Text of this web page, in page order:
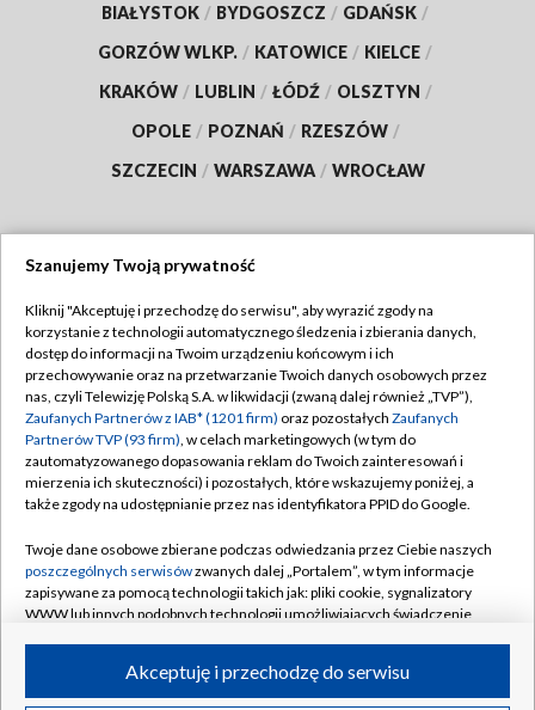
BIAŁYSTOK / BYDGOSZCZ / GDAŃSK /
GORZÓW WLKP. / KATOWICE / KIELCE /
KRAKÓW / LUBLIN / ŁÓDŹ / OLSZTYN /
OPOLE / POZNAŃ / RZESZÓW /
SZCZECIN / WARSZAWA / WROCŁAW
TVP
Abonament TVP
Emisja w TVP
Centrum informacji TVP
Naziemna Telewizja Cyfrowa
Rada Programowa
System NOS
Informacje o nadawcy
Program dla prasy
Regulamin TVP
Polityka prywatności
Moje zgody
Pomoc
Kontakt
Kanały
Szanujemy Twoją prywatność
Kliknij "Akceptuję i przechodzę do serwisu", aby wyrazić zgody na
korzystanie z technologii automatycznego śledzenia i zbierania danych,
dostęp do informacji na Twoim urządzeniu końcowym i ich
przechowywanie oraz na przetwarzanie Twoich danych osobowych przez
nas, czyli Telewizję Polską S.A. w likwidacji (zwaną dalej również „TVP”),
Zaufanych Partnerów z IAB* (1201 firm) oraz pozostałych Zaufanych
Partnerów TVP (93 firm), w celach marketingowych (w tym do
zautomatyzowanego dopasowania reklam do Twoich zainteresowań i
mierzenia ich skuteczności) i pozostałych, które wskazujemy poniżej, a
także zgody na udostępnianie przez nas identyfikatora PPID do Google.
Twoje dane osobowe zbierane podczas odwiedzania przez Ciebie naszych
poszczególnych serwisówzwanych dalej „Portalem”, w tym informacje
zapisywane za pomocą technologii takich jak: pliki cookie, sygnalizatory
WWW lub innych podobnych technologii umożliwiających świadczenie
ruchu w Internecie.Akceptuję i przechodzę do serwisu